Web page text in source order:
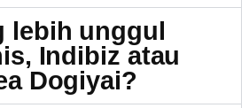
lebih unggul
Indibiz atau
Dogiyai?